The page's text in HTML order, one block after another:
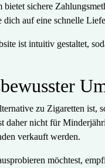
bietet sichere
dich auf eine schnelle
ist intuitiv gestaltet,
zu Zigaretten ist,
daher nicht für
verkauft werden.
möchtest,